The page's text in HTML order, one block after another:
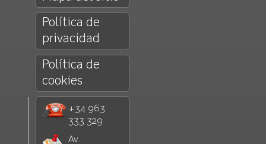
Política de
privacidad
Política de
cookies
+34 963
333 329
Av.